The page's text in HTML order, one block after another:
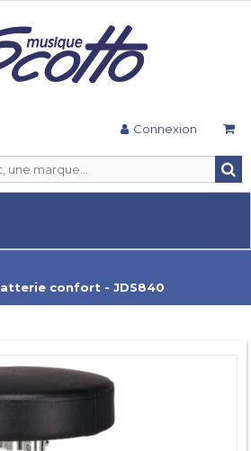
Connexion
confort - JDS840